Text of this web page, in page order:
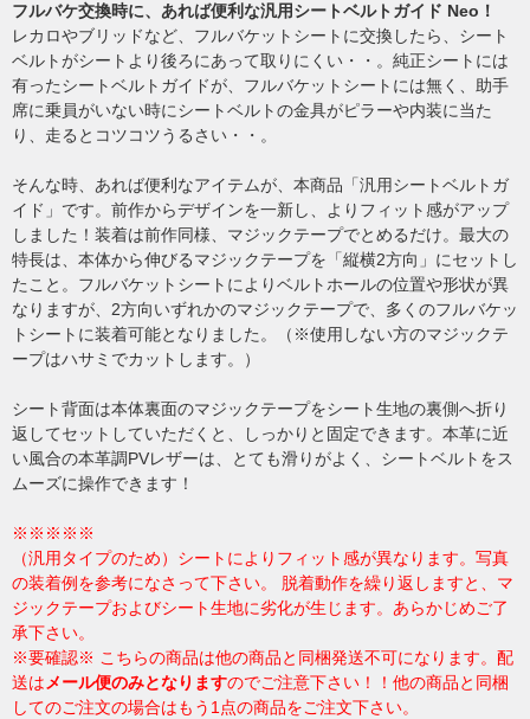
フルバケ交換時に、あれば便利な汎用シートベルトガイド Neo！
レカロやブリッドなど、フルバケットシートに交換したら、シート
ベルトがシートより後ろにあって取りにくい・・。純正シートには
有ったシートベルトガイドが、フルバケットシートには無く、助手
席に乗員がいない時にシートベルトの金具がピラーや内装に当た
り、走るとコツコツうるさい・・。
そんな時、あれば便利なアイテムが、本商品「汎用シートベルトガ
イド」です。前作からデザインを一新し、よりフィット感がアップ
しました！装着は前作同様、マジックテープでとめるだけ。最大の
特長は、本体から伸びるマジックテープを「縦横2方向」にセットし
たこと。フルバケットシートによりベルトホールの位置や形状が異
なりますが、2方向いずれかのマジックテープで、多くのフルバケッ
トシートに装着可能となりました。（※使用しない方のマジックテ
ープはハサミでカットします。）
シート背面は本体裏面のマジックテープをシート生地の裏側へ折り
返してセットしていただくと、しっかりと固定できます。 本革に近
い風合の本革調PVレザーは、とても滑りがよく、シートベルトをス
ムーズに操作できます！
※※※※※
（汎用タイプのため）シートによりフィット感が異なります。写真
の装着例を参考になさって下さい。 脱着動作を繰り返しますと、マ
ジックテープおよびシート生地に劣化が生じます。あらかじめご了
承下さい。
※要確認※ こちらの商品は他の商品と同梱発送不可になります。配
送は メール便のみとなりますのでご注意下さい！！他の商品と同梱
してのご注文の場合はもう1点の商品をご注文下さい。